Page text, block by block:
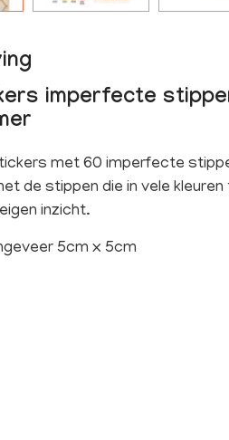
imperfecte
met 60 imperfecte
de stippen die in vele
inzicht.
5cm x 5cm